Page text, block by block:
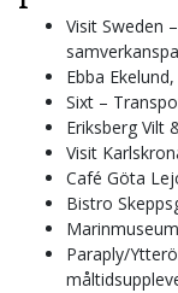
Visit Sweden
Ebba
Sixt –
Eriksberg Vilt
Visit
Café Göta
Bistro
Paraply/